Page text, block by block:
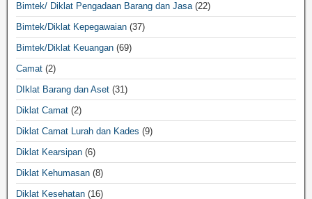
Bimtek/ Diklat Pengadaan Barang dan Jasa(22)
Bimtek/Diklat Kepegawaian (37)
Bimtek/Diklat Keuangan (69)
Camat (2)
DIklat Barang dan Aset (31)
Diklat Camat (2)
Diklat Camat Lurah dan Kades (9)
Diklat Kearsipan (6)
Diklat Kehumasan (8)
Diklat Kesehatan (16)